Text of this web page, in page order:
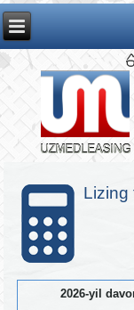
Lizing
2026-yil